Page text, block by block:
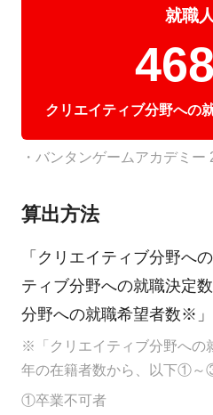
就職
クリエイティブ分野への
・バンタンゲームアカデミ
算出方法
「クリエイティブ分野へ
ティブ分野への就職決定
分野への就職希望者数※」
※「クリエイティブ分野への
年の在籍者数から、以下①～
①卒業不可者